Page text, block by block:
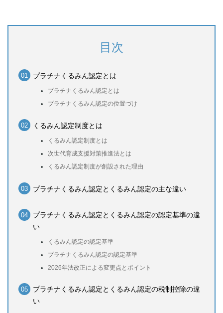
目次
プラチナくるみん認定とは
プラチナくるみん認定とは
プラチナくるみん認定の位置づけ
くるみん認定制度とは
くるみん認定制度とは
次世代育成支援対策推進法とは
くるみん認定制度が創設された理由
プラチナくるみん認定とくるみん認定の主な違い
プラチナくるみん認定とくるみん認定の認定基準の違
い
くるみん認定の認定基準
プラチナくるみん認定の認定基準
2026年法改正による変更点とポイント
プラチナくるみん認定とくるみん認定の税制控除の違
い